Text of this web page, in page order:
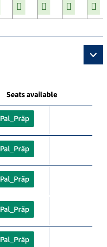
Seats available
Pal_Präp
Pal_Präp
Pal_Präp
Pal_Präp
Pal_Präp